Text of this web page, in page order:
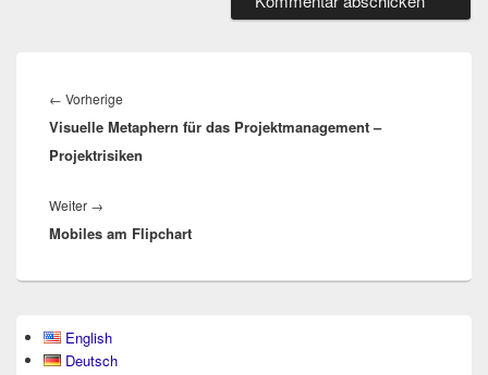
← Vorherige
Beitrag:
Visuelle Metaphern für das Projektmanagement –
Projektrisiken
Weiter →
Beitrag:
Mobiles am Flipchart
Seitenleisten-
Widgetbereich
English
Deutsch